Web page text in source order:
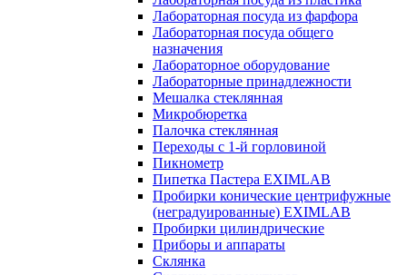
Лабораторная посуда из фарфора
Лабораторная посуда общего
назначения
Лабораторное оборудование
Лабораторные принадлежности
Мешалка стеклянная
Микробюретка
Палочка стеклянная
Переходы с 1-й горловиной
Пикнометр
Пипетка Пастера EXIMLAB
Пробирки конические центрифужные
(неградуированные) EXIMLAB
Пробирки цилиндрические
Приборы и аппараты
Склянка